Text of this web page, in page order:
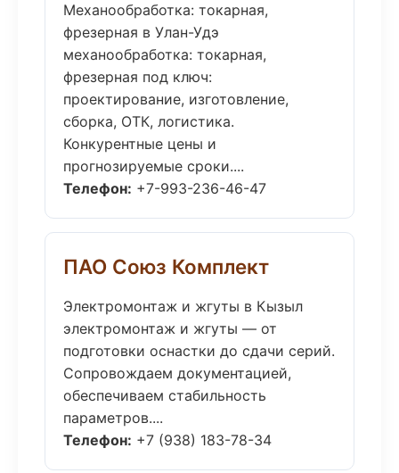
Механообработка: токарная,
фрезерная в Улан-Удэ
механообработка: токарная,
фрезерная под ключ:
проектирование, изготовление,
сборка, ОТК, логистика.
Конкурентные цены и
прогнозируемые сроки....
Телефон: +7-993-236-46-47
ПАО Союз Комплект
Электромонтаж и жгуты в Кызыл
электромонтаж и жгуты — от
подготовки оснастки до сдачи серий.
Сопровождаем документацией,
обеспечиваем стабильность
параметров....
Телефон: +7 (938) 183-78-34